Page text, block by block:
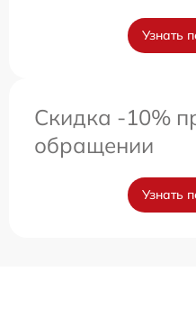
Узнать
Скидка -10%
обращении
Узнать